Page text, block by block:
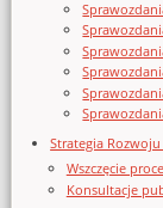
Strategia
Wszczęcie
Konsultacje